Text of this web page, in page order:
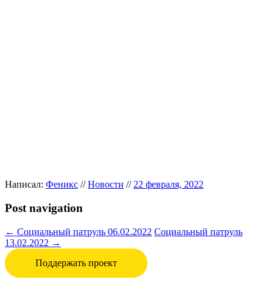
Написал: Феникс // Новости // 22 февраля, 2022
Post navigation
← Социальный патруль 06.02.2022 Социальный патруль
13.02.2022 →
Поддержать проект